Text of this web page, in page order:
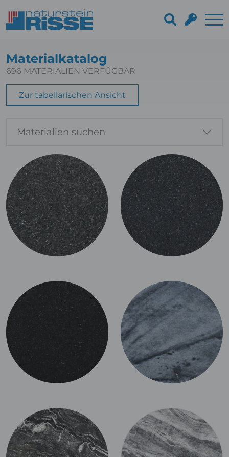
Materialkatalog
696 MATERIALIEN VERFÜGBAR
Zur tabellarischen Ansicht
Materialien suchen